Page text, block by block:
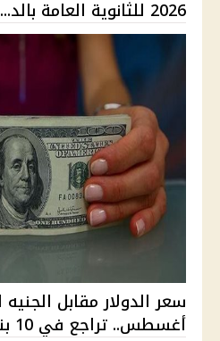
2026 للثانوية العامة بالد...
أغسطس.. تراجع في 10 بنوك وارت...